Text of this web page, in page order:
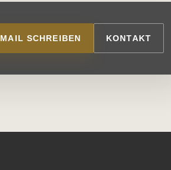
SCHREIBEN KONTAKT